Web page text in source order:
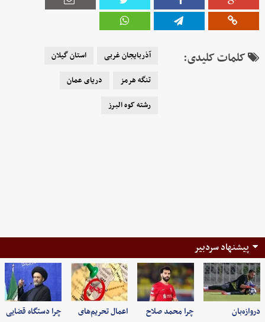
کلمات کلیدی: آذربایجان غربی
استان گیلان
تنگه هرمز
دریای عمان
رشته کوه البرز
پیشنهاد سردبیر
دروازه‌بان
چرا محمد صلاح
اعمال تحریم‌های
چرا دستگاه قضایی